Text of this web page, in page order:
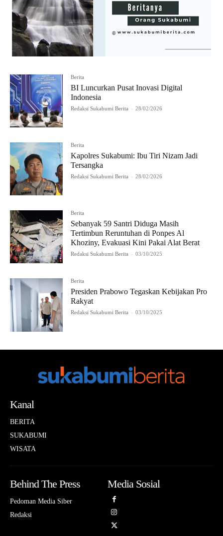
Berita
BI Luncurkan Pusat Inovasi Digital
Indonesia
Redaksi Sukabumi Berita - 28/02/2026
Berita
Kapolres Sukabumi: Ibu Tiri Nizam Jadi
Tersangka
Redaksi Sukabumi Berita - 28/02/2026
Berita
Sebanyak 59 Santri Diduga Masih
Tertimbun Reruntuhan di Ponpes Al
Khoziny, Evakuasi Kini Pakai Alat Berat
Redaksi Sukabumi Berita - 03/10/2025
Berita
Presiden Prabowo Tegaskan Kebijakan Pro
Rakyat
Redaksi Sukabumi Berita - 03/10/2025
Kanal
BERITA
SUKABUMI
WISATA
Behind The Press
Pedoman Media Siber
Redaksi
Media Sosial